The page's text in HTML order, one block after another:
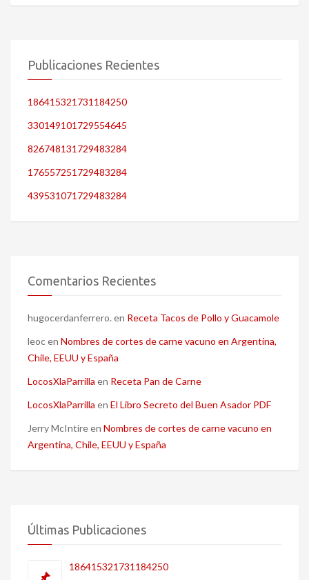
Publicaciones Recientes
186415321731184250
330149101729554645
826748131729483284
176557251729483284
439531071729483284
Comentarios Recientes
hugocerdanferrero. en Receta Tacos de Pollo y Guacamole
leocen Nombres de cortes de carne vacuno en Argentina,
Chile, EEUU y España
LocosXlaParrilla en Receta Pan de Carne
LocosXlaParrilla en El Libro Secreto del Buen Asador PDF
Jerry McIntireen Nombres de cortes de carne vacuno en
Argentina, Chile, EEUU y España
Últimas Publicaciones
186415321731184250